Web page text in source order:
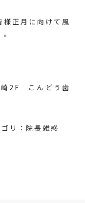
様正月に向けて風
2F こんどう歯
リ： 院長雑感